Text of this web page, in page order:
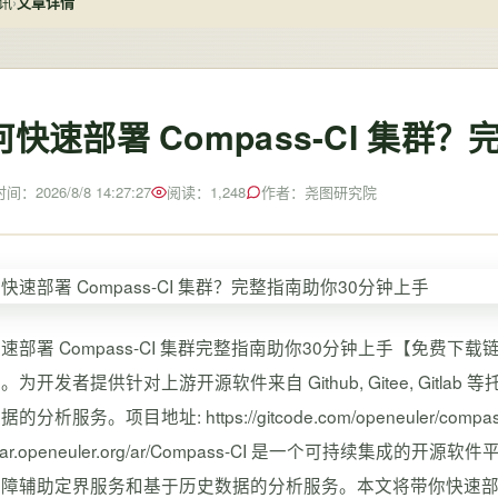
快速部署 Compass-CI 集群？
间：2026/8/8 14:27:27 阅读：1,248 作者：尧图研究院
部署 Compass-CI 集群完整指南助你30分钟上手【免费下载
为开发者提供针对上游开源软件来自 Github, Gitee, Gitlab
的分析服务。项目地址: https://gitcode.com/openeuler/
ar/Compass-CI 是一个可持续集成的开源软
辅助定界服务和基于历史数据的分析服务。本文将带你快速